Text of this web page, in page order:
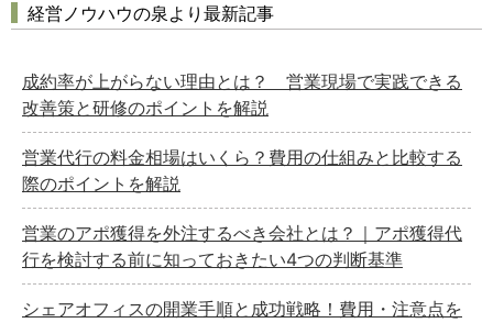
経営ノウハウの泉より最新記事
成約率が上がらない理由とは？ 営業現場で実践できる
改善策と研修のポイントを解説
営業代行の料金相場はいくら？費用の仕組みと比較する
際のポイントを解説
営業のアポ獲得を外注するべき会社とは？｜アポ獲得代
行を検討する前に知っておきたい4つの判断基準
シェアオフィスの開業手順と成功戦略！費用・注意点を